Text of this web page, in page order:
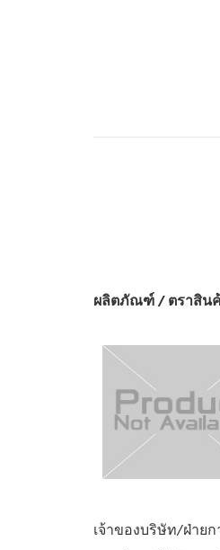
ผลิตภัณฑ์ / ตราสิน
เจ้าของบริษัท/ฝ่าย